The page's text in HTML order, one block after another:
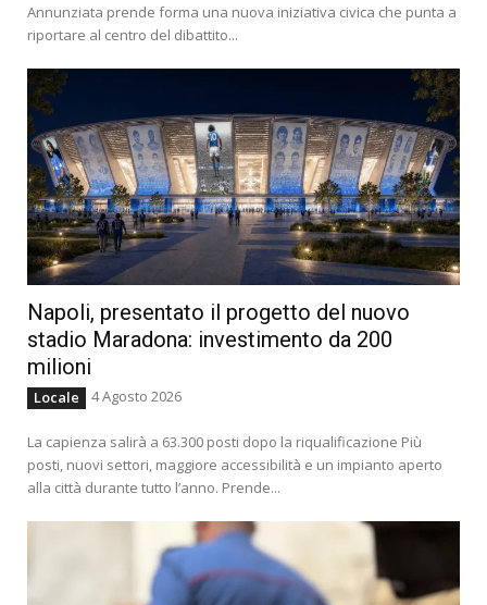
Annunziata prende forma una nuova iniziativa civica che punta a
riportare al centro del dibattito...
Napoli, presentato il progetto del nuovo
stadio Maradona: investimento da 200
milioni
Locale 4 Agosto 2026
La capienza salirà a 63.300 posti dopo la riqualificazione Più
posti, nuovi settori, maggiore accessibilità e un impianto aperto
alla città durante tutto l’anno. Prende...